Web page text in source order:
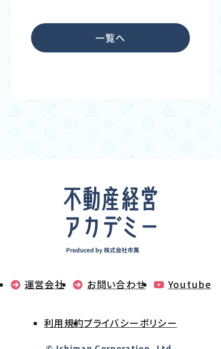
一覧へ
運営会社 お問い合わせ Youtube
利用規約プライバシーポリシー